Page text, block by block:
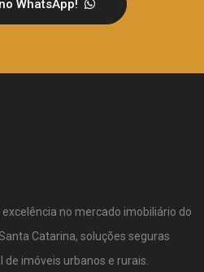
WhatsApp!
no mercado imobiliário do
Catarina, soluções seguras
imóveis urbanos e rurais.